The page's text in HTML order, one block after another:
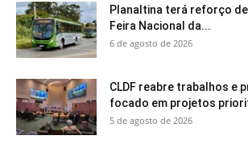
Planaltina terá reforço de
Feira Nacional da...
6 de agosto de 2026
CLDF reabre trabalhos e
focado em projetos
5 de agosto de 2026